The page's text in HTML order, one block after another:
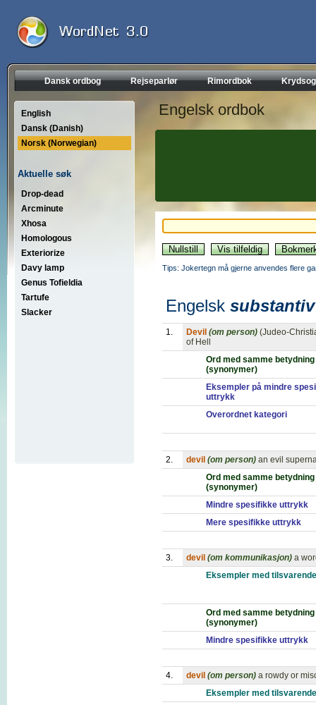
Dansk ordbog Rejseparlør Rimordbok
English
Dansk (Danish)
Norsk (Norwegian)
Aktuelle søk
Drop-dead
Arcminute
Xhosa
Homologous
Exteriorize
Davy lamp
Genus Tofieldia
Tartufe
Slacker
Engelsk ordbok
Tips: Jokertegn må gjerne anvendes flere
Engelsk substantiv
1. Devil (om person) (Judeo-
of Hell
Ord med samme betydning
(synonymer)
Eksempler på mindre
uttrykk
Overordnet kategori
2. devil (om person) an evil
Ord med samme betydning
(synonymer)
Mindre spesifikke uttrykk
Mere spesifikke uttrykk
3. devil (om kommunikasjon) a
Eksempler med
Ord med samme betydning
(synonymer)
Mindre spesifikke uttrykk
4. devil (om person) a rowdy or
Eksempler med